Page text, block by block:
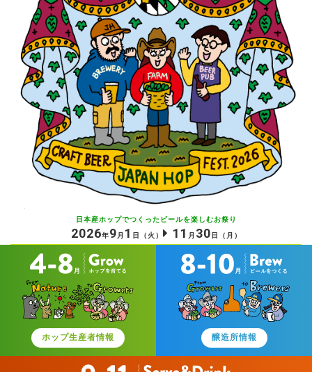
日本産ホップでつくったビールを楽しむお祭り
2026年9 月 1 日 （火） 11 月 30 日 （月）
ホップ生産者情報 醸造所情報